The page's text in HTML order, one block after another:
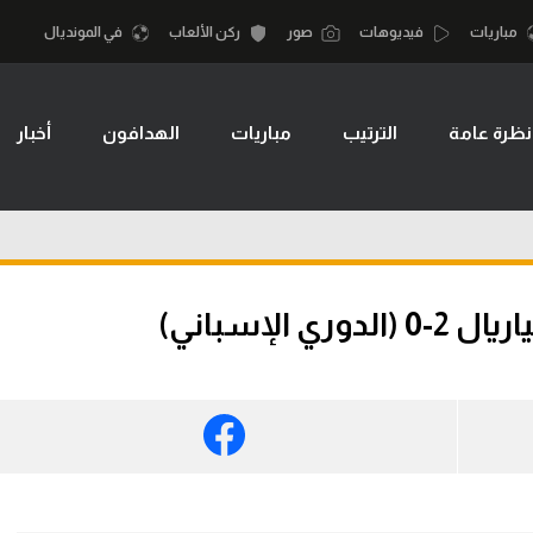
الكرة الإفريقية
سعودي في الجول
كرة السلة
كرة سلة
مباريات فيديوهات صور ركن الألعاب في المونديال
نظرة عامة الترتيب مباريات الهدافون أخبار